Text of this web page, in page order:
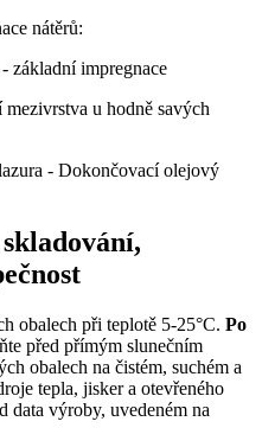
nátěrů:
impregnace
u hodně savých
- Dokončovací olejový
obalech při teplotě 5-25°C. Po
před přímým slunečním
obalech na čistém, suchém a
tepla, jisker a otevřeného
data výroby, uvedeném na